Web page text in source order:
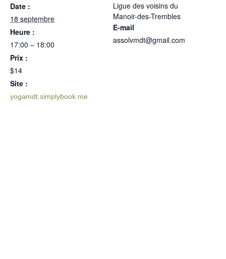
Date :
18 septembre
Heure :
17:00 – 18:00
Prix :
$14
Site :
yogamdt.simplybook.me
Ligue des voisins du
Manoir-des-Trembles
E-mail
assolvmdt@gmail.com